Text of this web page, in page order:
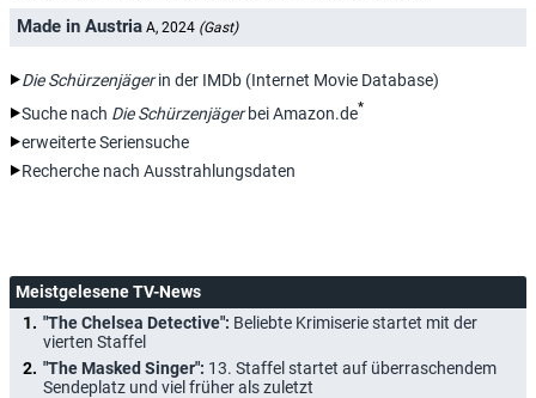
Made in Austria A, 2024 (Gast)
Die Schürzenjägerin der IMDb (Internet Movie Database)
Suche nach Die Schürzenjägerbei Amazon.de*
erweiterte Seriensuche
Recherche nach Ausstrahlungsdaten
Meistgelesene TV-News
"The Chelsea Detective": Beliebte Krimiserie startet mit der
vierten Staffel
"The Masked Singer": 13. Staffel startet auf überraschendem
Sendeplatz und viel früher als zuletzt